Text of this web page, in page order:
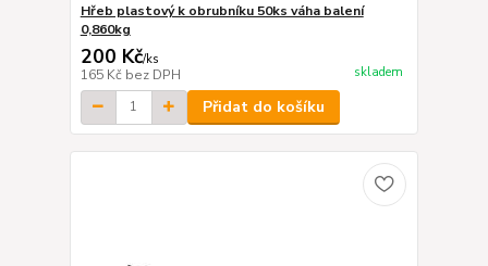
Hřeb plastový k obrubníku 50ks váha balení
0,860kg
200 Kč/ks
165 Kč bez DPH skladem
Přidat do košíku